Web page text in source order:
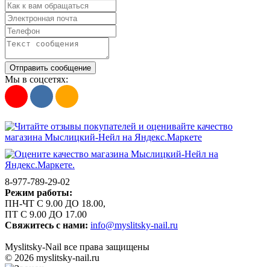
Отправить сообщение
Мы в соцсетях:
8-977-789-29-02
Режим работы:
ПН-ЧТ С 9.00 ДО 18.00,
ПТ С 9.00 ДО 17.00
Свяжитесь с нами: info@myslitsky-nail.ru
Myslitsky-Nail все права защищены
© 2026 myslitsky-nail.ru